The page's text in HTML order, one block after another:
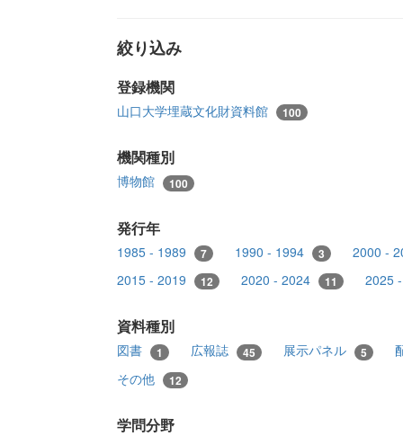
絞り込み
登録機関
山口大学埋蔵文化財資料館 100
機関種別
博物館 100
発行年
1985 - 1989 7 1990 - 1994 3
2000 -
2015 - 2019
12 2020 - 2024 11 2025
資料種別
図書 1 広報誌 45 展示パネル 5
その他
12
学問分野